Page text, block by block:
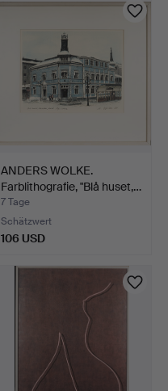
ANDERS WOLKE.
Farblithografie, "Blå huset,…
7 Tage
Schätzwert
106 USD